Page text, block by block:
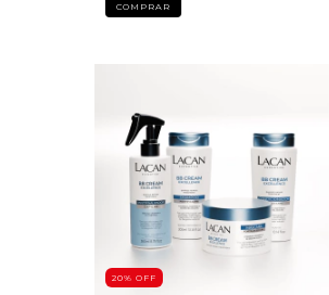
20% OFF